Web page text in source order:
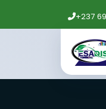
+237